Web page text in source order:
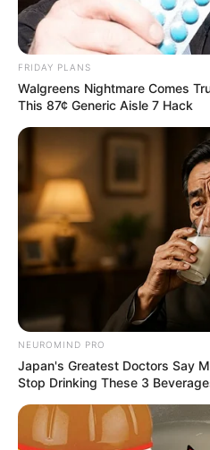
FRIDAY PLANS
Walgreens Nightmare Comes
This 87¢ Generic Aisle 7 Hack
NEUROMIND PRO
Japan's Greatest Doctors Say
Stop Drinking These 3